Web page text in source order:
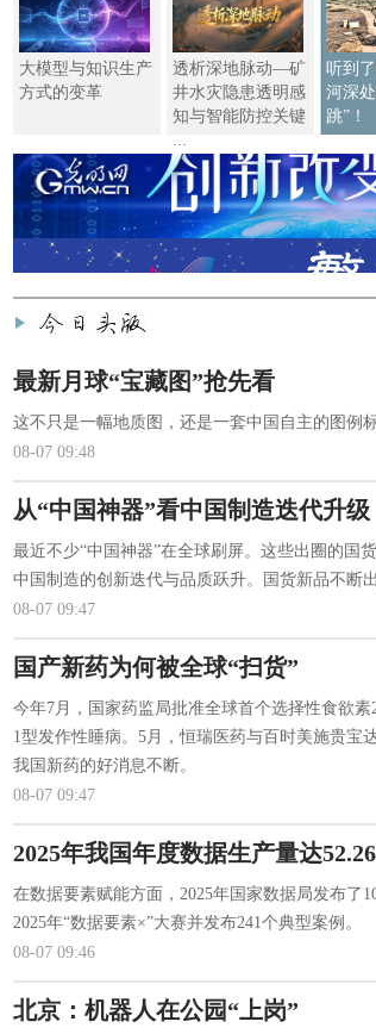
大模型与知识生产
方式的变革
透析深地脉动—矿
井水灾隐患透明感
知与智能防控关键
...
听到
河深
跳”！
最新月球“宝藏图”抢先看
这不只是一幅地质图，还是一套中国自主的图例标
08-07 09:48
从“中国神器”看中国制造迭代升级
最近不少“中国神器”在全球刷屏。这些出圈的国
中国制造的创新迭代与品质跃升。国货新品不断
08-07 09:47
国产新药为何被全球“扫货”
今年7月，国家药监局批准全球首个选择性食欲
1型发作性睡病。5月，恒瑞医药与百时美施贵
我国新药的好消息不断。
08-07 09:47
2025年我国年度数据生产量达
在数据要素赋能方面，2025年国家数据局发布了
2025年“数据要素×”大赛并发布241个典型案例。
08-07 09:46
北京：机器人在公园“上岗”